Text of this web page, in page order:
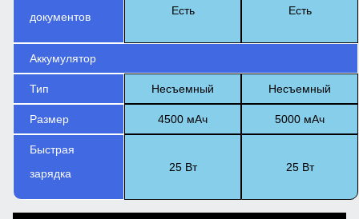
документов
Есть Есть
Аккумулятор
Тип Несъемный Несъемный
Размер 4500 мАч 5000 мАч
Быстрая
зарядка
25 Вт 25 Вт